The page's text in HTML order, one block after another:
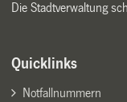
Die Stadtverwaltung
Quicklinks
Notfallnummern